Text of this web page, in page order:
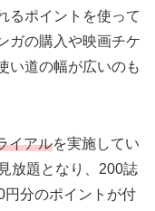
るポイントを使って
ガの購入や映画チケ
い道の幅が広いのも
イアルを実施してい
放題となり、200誌
円分のポイントが付